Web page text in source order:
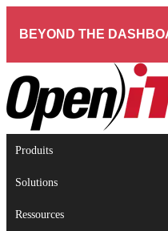
Produits
Solutions
Ressources